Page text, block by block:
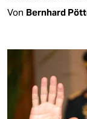
Von Bernhard